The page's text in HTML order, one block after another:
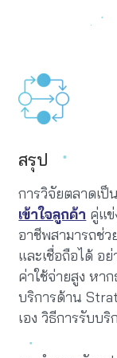
สรุป
การวิจัยตลาดเป็
เข้าใจลูกค้า คู่แ
อาชีพสามารถช่
และเชื่อถือได้ อ
ค่าใช้จ่ายสูง หา
บริการด้าน
เอง วิธีการรับบ